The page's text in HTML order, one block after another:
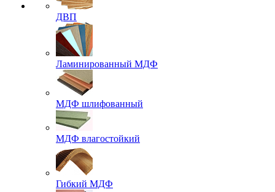
ДВП
Ламинированный МДФ
МДФ шлифованный
МДФ влагостойкий
Гибкий МДФ